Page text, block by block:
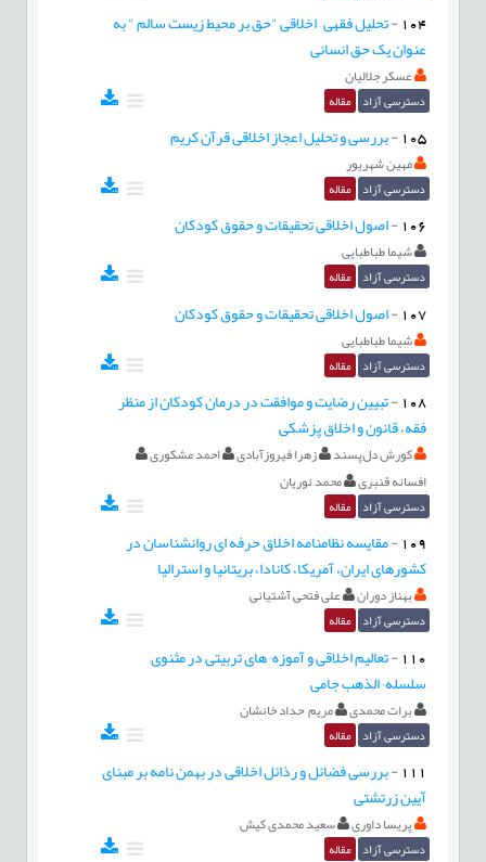
104
-تحلیل فقهی – اخلاقی "حق بر محیط ‌زیست سالم " به
عنوان یک حق انسانی
عسکر جلالیان
دسترسی آزاد مقاله
105
-بررسی و تحلیل اعجاز اخلاقی قرآن کریم
مهین شهریور
دسترسی آزاد مقاله
106
-اصول اخلاقی تحقیقات و حقوق کودکان
شیما طباطبایی
دسترسی آزاد مقاله
107
-اصول اخلاقی تحقیقات و حقوق کودکان
شیما طباطبایی
دسترسی آزاد مقاله
108
-تبیین رضایت و موافقت در درمان کودکان از منظر
فقه، قانون و اخلاق پزشکی
کورش دل‌پسند زهرا فیروزآبادی
احمد مشکوری
افسانه قنبری
محمد نوریان
دسترسی آزاد مقاله
109
-مقایسه نظامنامه ‏اخلاق حرفه ‏ای روانشناسان در
کشورهای ایران، آمریکا، کانادا، بریتانیا و استرالیا
بهناز دوران علی فتحی آشتیانی
دسترسی آزاد مقاله
110
-تعالیم اخلاقی و آموزه¬های تربیتی در مثنوی
سلسله¬الذهب جامی
برات محمدی مریم حداد خانشان
دسترسی آزاد مقاله
111
-بررسی فضائل و رذائل اخلاقی در بهمن نامه بر مبنای
آیین زرتشتی
پریسا داوری سعید محمدی کیش
دسترسی آزاد مقاله